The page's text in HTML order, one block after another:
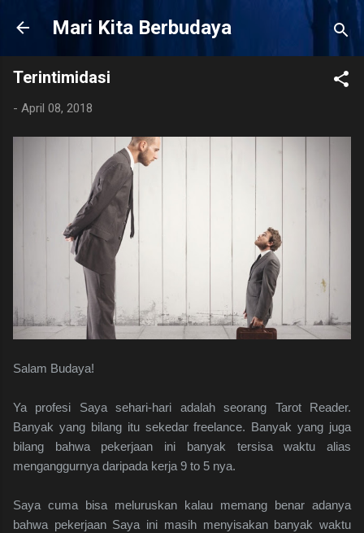
Langsung ke konten utama
Mari Kita Berbudaya
Terintimidasi
- April 08, 2018
Salam Budaya!
Ya profesi Saya sehari-hari adalah seorang Tarot Reader.
Banyak yang bilang itu sekedar freelance. Banyak yang juga
bilang bahwa pekerjaan ini banyak tersisa waktu alias
menganggurnya daripada kerja 9 to 5 nya.
Saya cuma bisa meluruskan kalau memang benar adanya
bahwa pekerjaan Saya ini masih menyisakan banyak waktu